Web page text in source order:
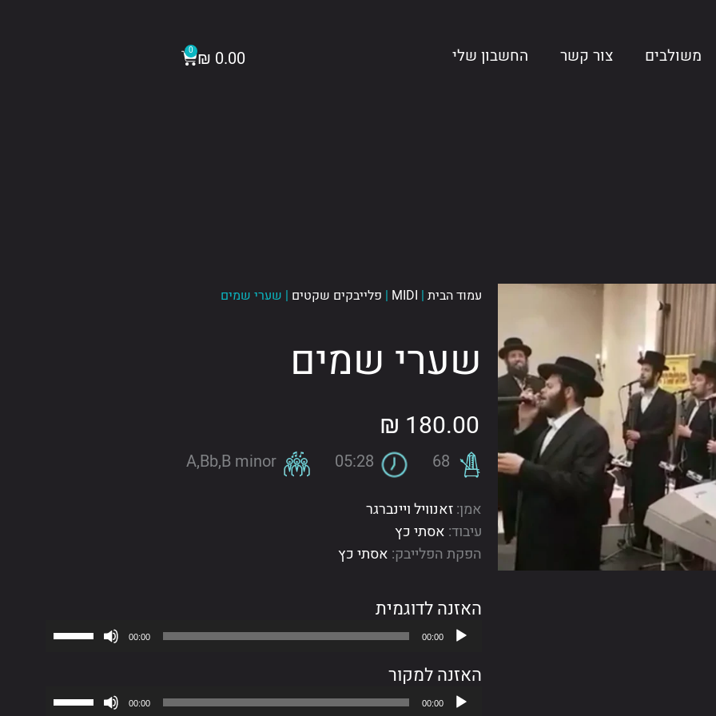
משולבים צור קשר החשבון שלי ₪ 0.00
0
עגלת קניות
עמוד הבית |
MIDI
| פלייבקים שקטים | שערי שמים
שערי שמים
₪ 180.00
68
05:28
A,Bb,B minor
אמן:זאנוויל ויינברגר
עיבוד: אסתי כץ
הפקת הפלייבק: אסתי כץ
האזנה לדוגמית
נגן
00:00
00:00
כדי
האזנה למקור
נגן
00:00
00:00